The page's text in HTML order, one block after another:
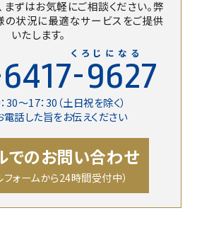
ずはお気軽にご相談ください。弊
の状況に最適なサービスをご提供
いたします。
9627
30〜17：30（土日祝を除く）
話した旨をお伝えください
くろじになる
でのお問い合わせ
フォームから24時間受付中）